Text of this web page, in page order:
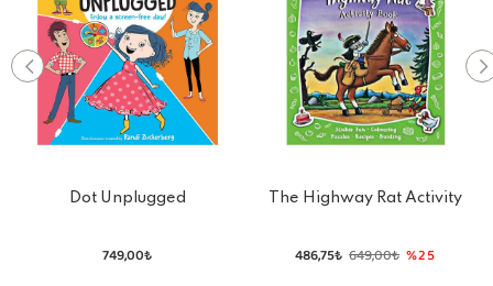
Dot Unplugged
749,00₺
The Highway Rat Activity
486,75₺ 649,00₺ %25